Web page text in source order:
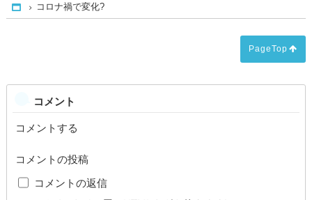
Home
コロナ禍で変化?
PageTop
コメント
コメントする
コメントの投稿
コメントの返信